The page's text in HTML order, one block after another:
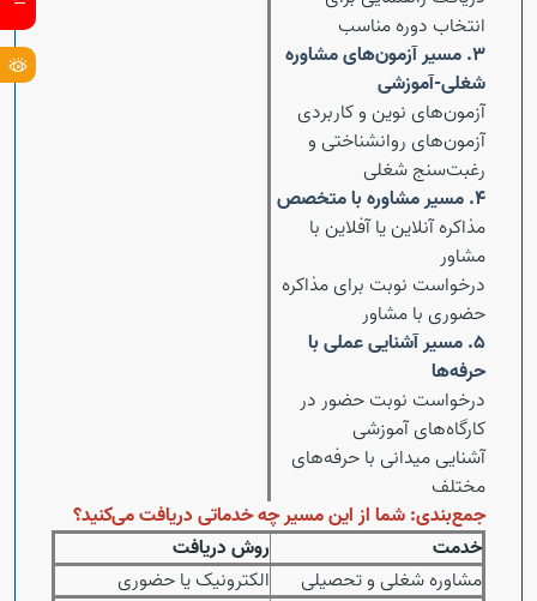
انتخاب دوره مناسب
۳. مسیر آزمون‌های مشاوره
شغلی-آموزشی
آزمون‌های نوین و کاربردی
آزمون‌های روانشناختی و
رغبت‌سنج شغلی
۴. مسیر مشاوره با متخصص
مذاکره آنلاین یا آفلاین با
مشاور
درخواست نوبت برای مذاکره
حضوری با مشاور
۵. مسیر آشنایی عملی با
حرفه‌ها
درخواست نوبت حضور در
کارگاه‌های آموزشی
آشنایی میدانی با حرفه‌های
مختلف
جمع‌بندی: شما از این مسیر چه خدماتی دریافت می‌کنید؟
خدمت
روش دریافت
مشاوره شغلی و تحصیلی
الکترونیک یا حضوری